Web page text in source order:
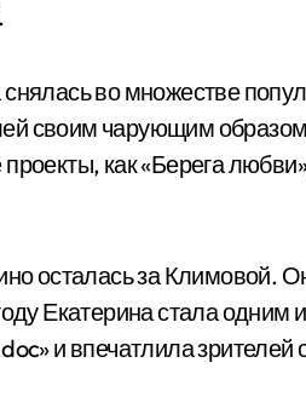
во множестве
своим чарующим
как «Берега
осталась за Климовой.
Екатерина стала одним
и впечатлила